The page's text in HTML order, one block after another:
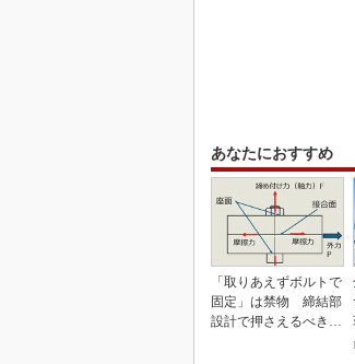
あなたにおすすめ
「取りあえずボルトで
固定」は禁物 締結部
設計で押さえるべき基